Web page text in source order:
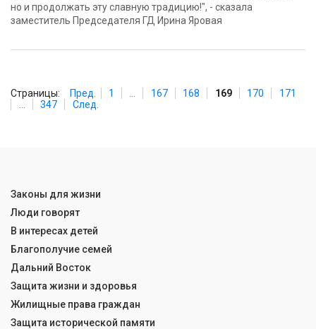
но и продолжать эту славную традицию!", - сказала
заместитель Председателя ГД Ирина Яровая
Страницы: Пред. 1 167 168 169 170
171
347 След.
Законы для жизни
Люди говорят
В интересах детей
Благополучие семей
Дальний Восток
Защита жизни и здоровья
Жилищные права граждан
Защита исторической памяти